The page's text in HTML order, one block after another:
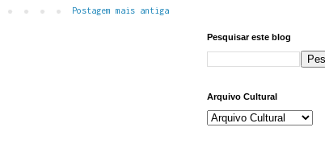
Postagem mais antiga
Pesquisar este blog
Arquivo Cultural